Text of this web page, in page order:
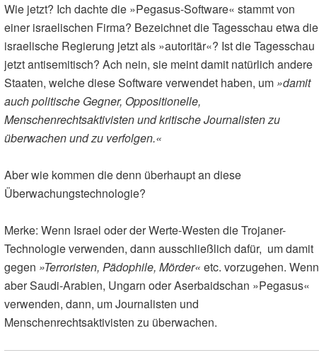
Wie jetzt? Ich dachte die »Pegasus-Software« stammt von
einer israelischen Firma? Bezeichnet die Tagesschau etwa die
israelische Regierung jetzt als »autoritär«? Ist die Tagesschau
jetzt antisemitisch? Ach nein, sie meint damit natürlich andere
Staaten, welche diese Software verwendet haben, um»damit
auch politische Gegner, Oppositionelle,
Menschenrechtsaktivisten und kritische Journalisten zu
überwachen und zu verfolgen.«
Aber wie kommen die denn überhaupt an diese
Überwachungstechnologie?
Merke: Wenn Israel oder der Werte-Westen die Trojaner-
Technologie verwenden, dann ausschließlich dafür, um damit
gegen »Terroristen, Pädophile, Mörder« etc. vorzugehen. Wenn
aber Saudi-Arabien, Ungarn oder Aserbaidschan »Pegasus«
verwenden, dann, um Journalisten und
Menschenrechtsaktivisten zu überwachen.